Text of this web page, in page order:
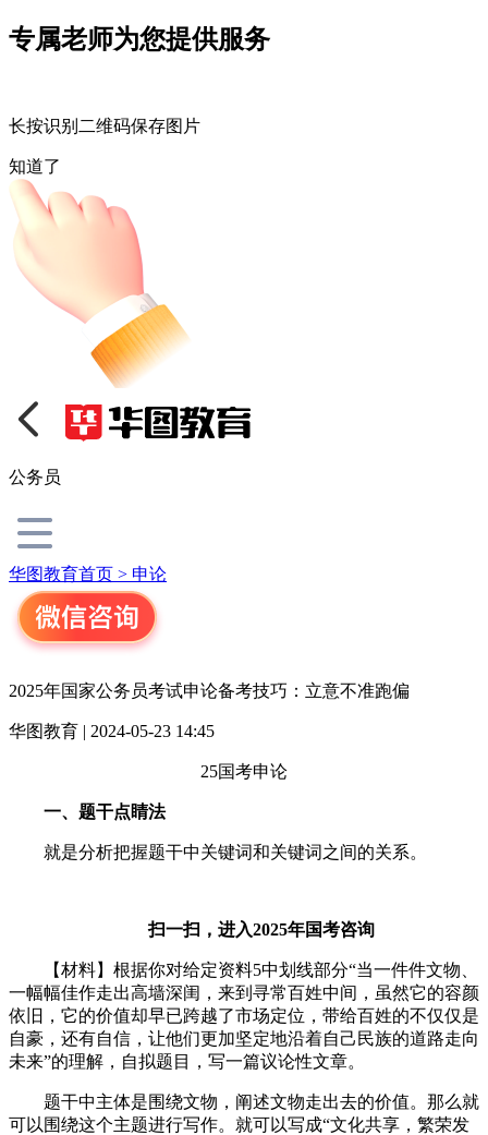
专属老师为您提供服务
长按识别二维码保存图片
知道了
公务员
华图教育首页 > 申论
2025年国家公务员考试申论备考技巧：立意不准跑偏
华图教育 | 2024-05-23 14:45
25国考申论
一、题干点睛法
就是分析把握题干中关键词和关键词之间的关系。
扫一扫，进入2025年国考咨询
【材料】根据你对给定资料5中划线部分“当一件件文物、
一幅幅佳作走出高墙深闺，来到寻常百姓中间，虽然它的容颜
依旧，它的价值却早已跨越了市场定位，带给百姓的不仅仅是
自豪，还有自信，让他们更加坚定地沿着自己民族的道路走向
未来”的理解，自拟题目，写一篇议论性文章。
题干中主体是围绕文物，阐述文物走出去的价值。那么就
可以围绕这个主题进行写作。就可以写成“文化共享，繁荣发